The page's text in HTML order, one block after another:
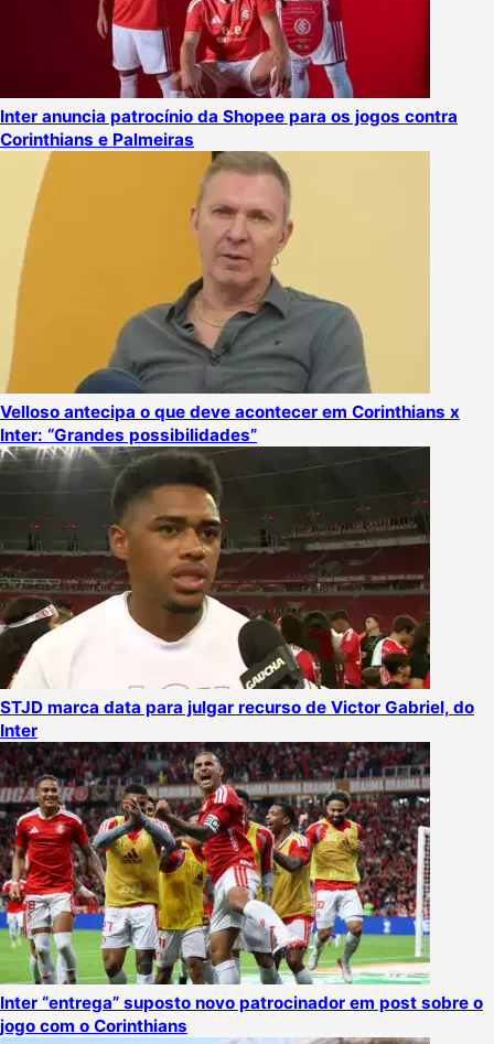
Inter anuncia patrocínio da Shopee para os jogos contra
Corinthians e Palmeiras
Velloso antecipa o que deve acontecer em Corinthians x
Inter: “Grandes possibilidades”
STJD marca data para julgar recurso de Victor Gabriel, do
Inter
Inter “entrega” suposto novo patrocinador em post sobre o
jogo com o Corinthians